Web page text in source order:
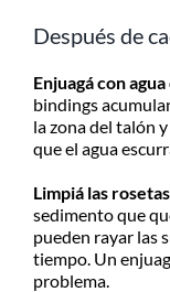
Después de
Enjuagá con
bindings
la zona del talón
que el agua
Limpiá las
sedimento que
pueden rayar las
tiempo. Un
problema.